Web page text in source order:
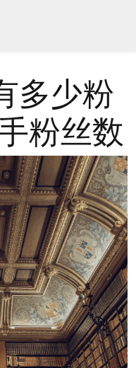
多少粉
粉丝数